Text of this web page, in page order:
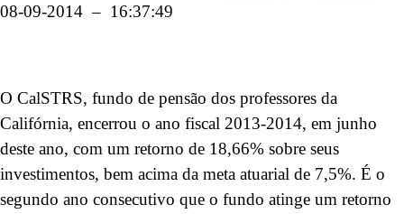
08-09-2014 – 16:37:49
O CalSTRS, fundo de pensão dos professores da
Califórnia, encerrou o ano fiscal 2013-2014, em junho
deste ano, com um retorno de 18,66% sobre seus
investimentos, bem acima da meta atuarial de 7,5%. É o
segundo ano consecutivo que o fundo atinge um retorno